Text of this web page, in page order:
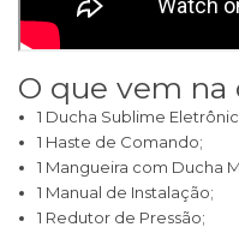
O que vem na
1 Ducha Sublime
1 Haste de Comando;
1 Mangueira com Ducha
1 Manual de Instalação;
1 Redutor de Pressão;